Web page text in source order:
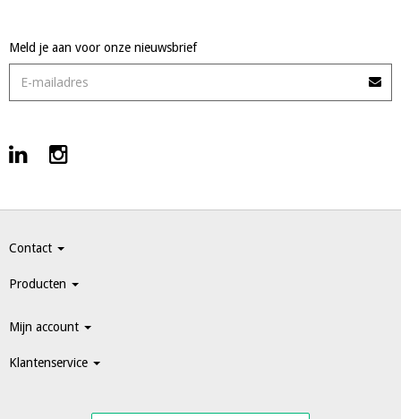
Meld je aan voor onze nieuwsbrief
Contact
Producten
Mijn account
Klantenservice